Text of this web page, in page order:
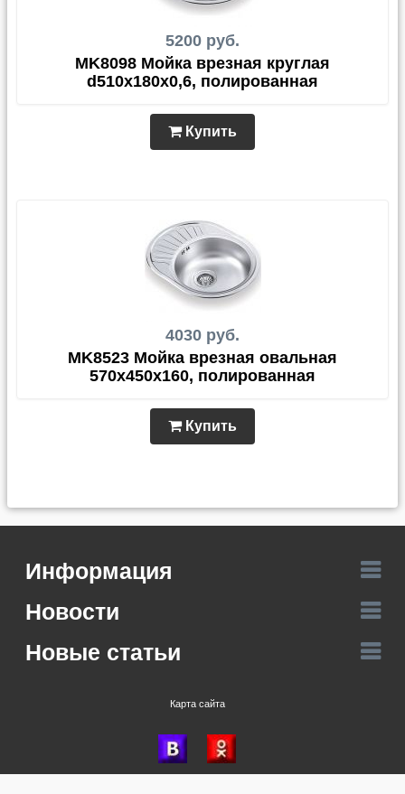
5200 руб.
MK8098 Мойка врезная круглая
d510х180х0,6, полированная
Купить
4030 руб.
MK8523 Мойка врезная овальная
570х450х160, полированная
Купить
Информация
Новости
Новые статьи
Карта сайта